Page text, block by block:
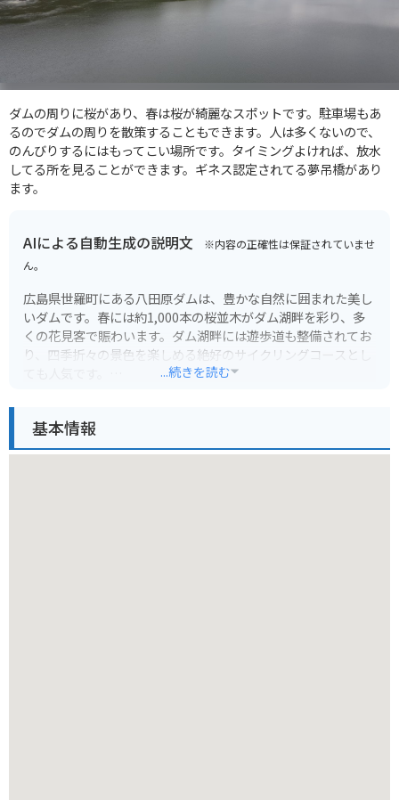
ダムの周りに桜があり、春は桜が綺麗なスポットです。駐車場もあ
るのでダムの周りを散策することもできます。人は多くないので、
のんびりするにはもってこい場所です。タイミングよければ、放水
してる所を見ることができます。ギネス認定されてる夢吊橋があり
ます。
AIによる自動生成の説明文 ※内容の正確性は保証されていませ
ん。
広島県世羅町にある八田原ダムは、豊かな自然に囲まれた美し
いダムです。春には約1,000本の桜並木がダム湖畔を彩り、多
くの花見客で賑わいます。ダム湖畔には遊歩道も整備されてお
り、四季折々の景色を楽しめる絶好のサイクリングコースとし
す。ダム周辺は道幅も広く、カーブも緩やかなので、ツーリン
グ初心者でも安心して走行できます。ダムサイトには駐車場や
...続きを読む
基本情報